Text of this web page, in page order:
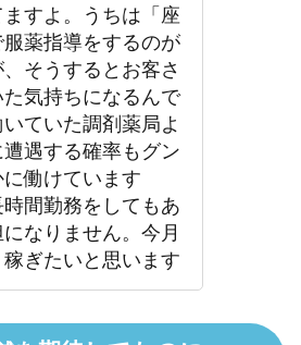
すよ。うちは「座
薬指導をするのが
そうするとお客さ
気持ちになるんで
ていた調剤薬局よ
遇する確率もグン
働けています
時間勤務をしてもあ
なりません。今月
ぎたいと思います